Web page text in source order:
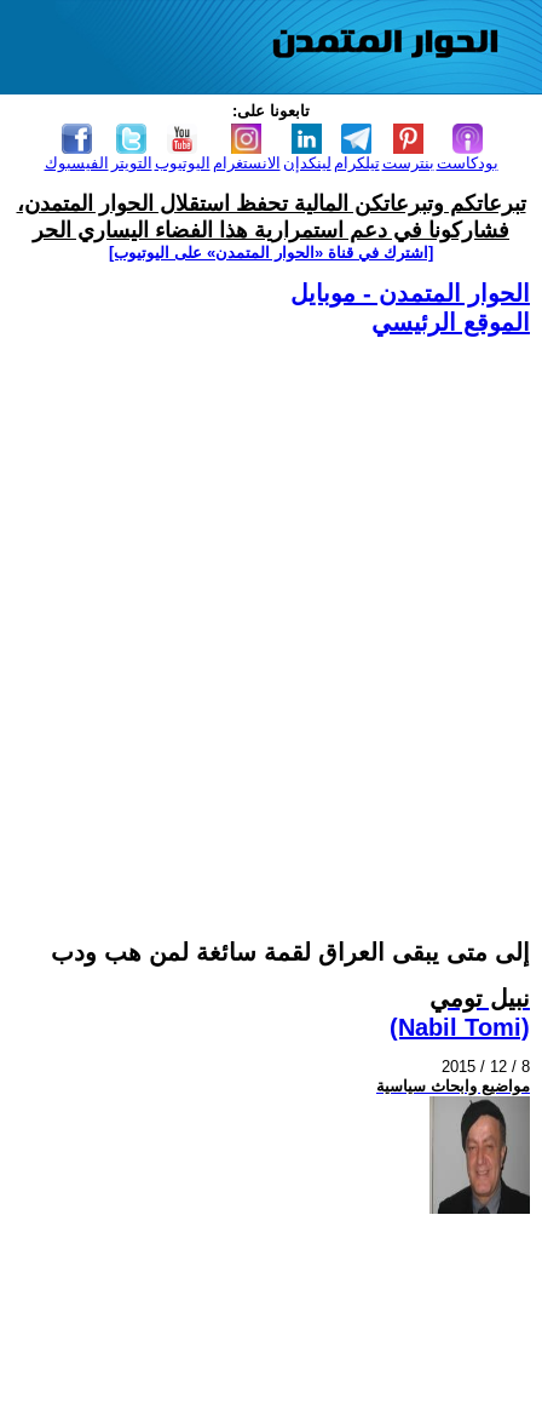
تابعونا على:
الفيسبوك التويتر اليوتيوب الانستغرام لينكدإن تيلكرامبنترست بودكاست
تبرعاتكم وتبرعاتكن المالية تحفظ استقلال الحوار المتمدن،
فشاركونا في دعم استمرارية هذا الفضاء اليساري الحر
[اشترك في قناة ‫«الحوار المتمدن» على اليوتيوب]
الحوار المتمدن - موبايل
الموقع الرئيسي
إلى متى يبقى العراق لقمة سائغة لمن هب ودب
نبيل تومي
(Nabil Tomi)
2015 / 12 / 8
مواضيع وابحاث سياسية